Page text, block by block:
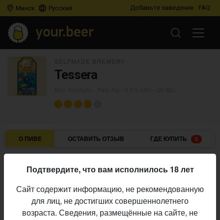
Минск Русский Добавьте заведение FAQ
Tessera
О ПИВЕ ОСТАВИТЬ ОТЗЫВ ГДЕ КУПИТЬ 5
Пивоварня:
Selfmade Brewery
Алкоголь:
0,5%
Горечь:
30 IBU
Подтвердите, что вам исполнилось 18 лет
Сайт содержит информацию, не рекомендованную
для лиц, не достигших совершеннолетнего
возраста. Сведения, размещённые на сайте, не